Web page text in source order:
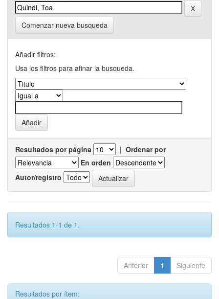
Comenzar nueva busqueda
Añadir filtros:
Usa los filtros para afinar la busqueda.
Resultados por página | Ordenar por
En orden
Autor/registro
Resultados 1-1 de 1.
Anterior 1 Siguiente
Resultados por ítem: